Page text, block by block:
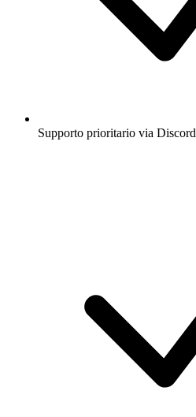
Supporto prioritario via Discord